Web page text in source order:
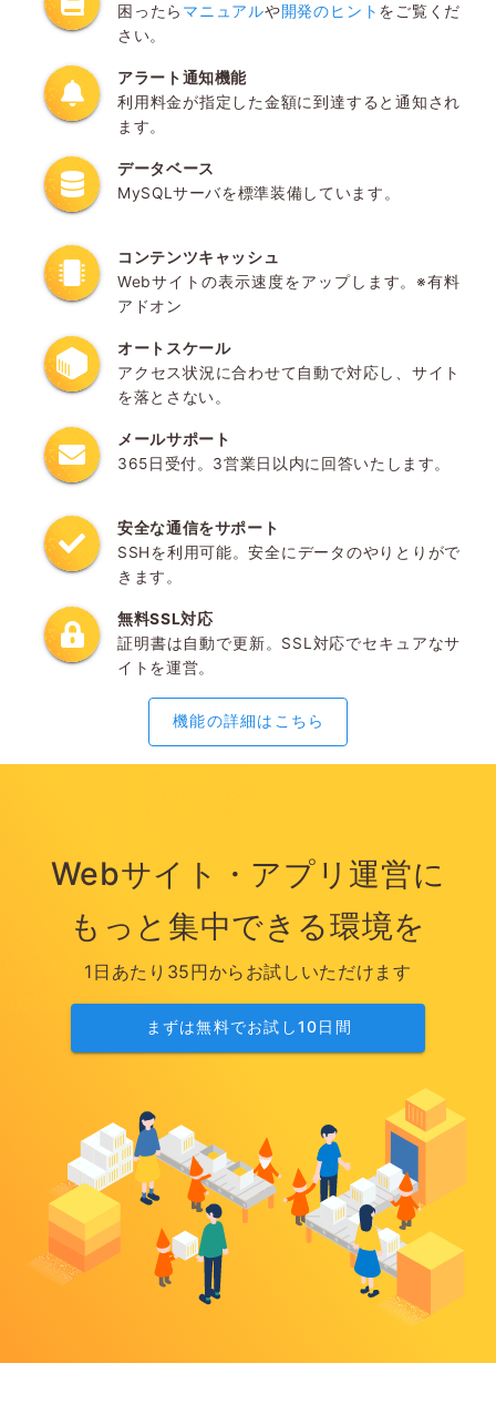
困ったら マニュアルや開発のヒント をご覧くだ
さい。
アラート通知機能
利用料金が指定した金額に到達すると通知され
ます。
データベース
MySQLサーバを標準装備しています。
コンテンツキャッシュ
Webサイトの表示速度をアップします。※有料
アドオン
オートスケール
アクセス状況に合わせて自動で対応し、サイト
を落とさない。
メールサポート
365日受付。3営業日以内に回答いたします。
安全な通信をサポート
SSHを利用可能。安全にデータのやりとりがで
きます。
無料SSL対応
証明書は自動で更新。SSL対応でセキュアなサ
イトを運営。
機能の詳細はこちら
Webサイト・アプリ運営に
もっと集中できる環境を
1日あたり35円からお試しいただけます
まずは無料でお試し10日間